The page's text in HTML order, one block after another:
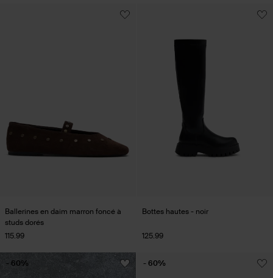
Ballerines en daim marron foncé à
studs dorés
115.99
Bottes hautes - noir
125.99
- 60% - 60%